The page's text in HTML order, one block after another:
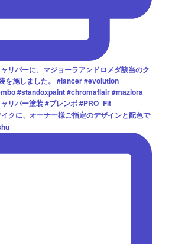
クに、オーナー様ご指定のデザインと配色で